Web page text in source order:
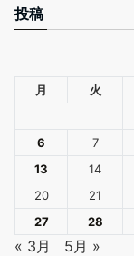
投稿
月 火
6
7
13
14
20
21
27
28
« 3月 5月 »